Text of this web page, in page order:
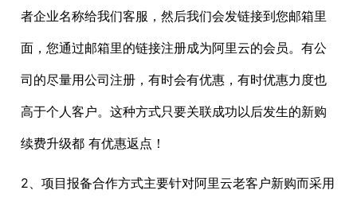
者企业名称给我们客服，然后我们会发链接到您邮箱里
面，您通过邮箱里的链接注册成为阿里云的会员。有公
司的尽量用公司注册，有时会有优惠，有时优惠力度也
高于个人客户。这种方式只要关联成功以后发生的新购
续费升级都 有优惠返点！
2、项目报备合作方式主要针对阿里云老客户新购而采用